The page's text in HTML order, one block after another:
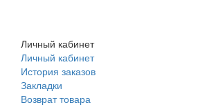
Личный кабинет
Личный кабинет
История заказов
Закладки
Возврат товара